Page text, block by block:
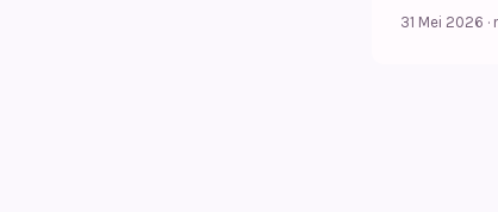
pertanyaan
31 Mei 2026 ·